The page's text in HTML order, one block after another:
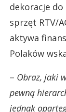
dekoracje
sprzęt RTV/
aktywa
Polaków
– Obraz, jaki
pewną
jednak